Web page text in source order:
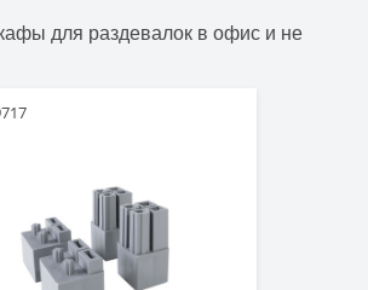
для раздевалок в офис и не